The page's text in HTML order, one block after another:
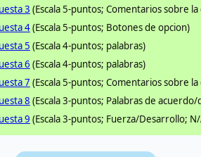
3 (Escala 5-puntos; Comentarios sobre
4(Escala 5-puntos; Botones de opcion)
5 (Escala 4-puntos; palabras)
6 (Escala 4-puntos; palabras)
7 (Escala 5-puntos; Comentarios sobre
8 (Escala 3-puntos; Palabras de
9 (Escala 3-puntos; Fuerza/Desarrollo;